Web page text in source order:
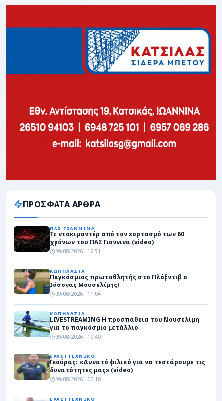
ΠΡΟΣΦΑΤΑ ΑΡΘΡΑ
ΠΑΣ ΓΙΑΝΝΙΝΑ
Το ντοκιμαντέρ από τον εορτασμό των 60
χρόνων του ΠΑΣ Γιάννινα (video)
09/08/2026 · 12:51
ΚΩΠΗΛΑΣΙΑ
Παγκόσμιος πρωταθλητής στο Πλόβντιβ ο
Ιάσονας Μουσελίμης!
09/08/2026 · 11:04
ΚΩΠΗΛΑΣΙΑ
LIVESTREAMING Η προσπάθεια του Μουσελίμη
για το παγκόσμιο μετάλλιο
09/08/2026 · 10:49
ΕΡΑΣΙΤΕΧΝΙΚΟ
Γκούρας: «Δυνατό φιλικό για να τεστάρουμε τις
δυνατότητες μας» (video)
09/08/2026 · 00:18
ΕΡΑΣΙΤΕΧΝΙΚΟ